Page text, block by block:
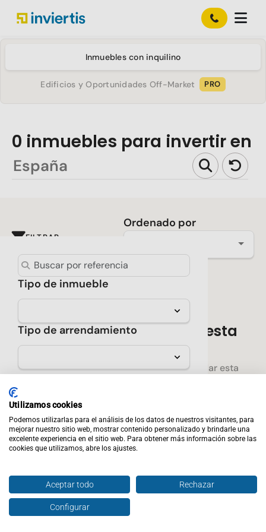
Inmuebles con inquilino
Edificios y Oportunidades Off-Market PRO
0 inmuebles para invertir en
Tipo de inmueble
Tipo de arrendamiento
★ Destacados
Precio
Calidad de la zona
FILTRAR
Ordenado por
No hay resultados para esta
búsqueda
Prueba seleccionar menos filtros o guardar esta
Crear alerta
Propiedades sugeridas
Utilizamos cookies
Podemos utilizarlas para el análisis de los datos de nuestros visitantes, para
mejorar nuestro sitio web, mostrar contenido personalizado y brindarle una
excelente experiencia en el sitio web. Para obtener más información sobre las
cookies que utilizamos, abre los ajustes.
Aceptar todo Rechazar
Configurar